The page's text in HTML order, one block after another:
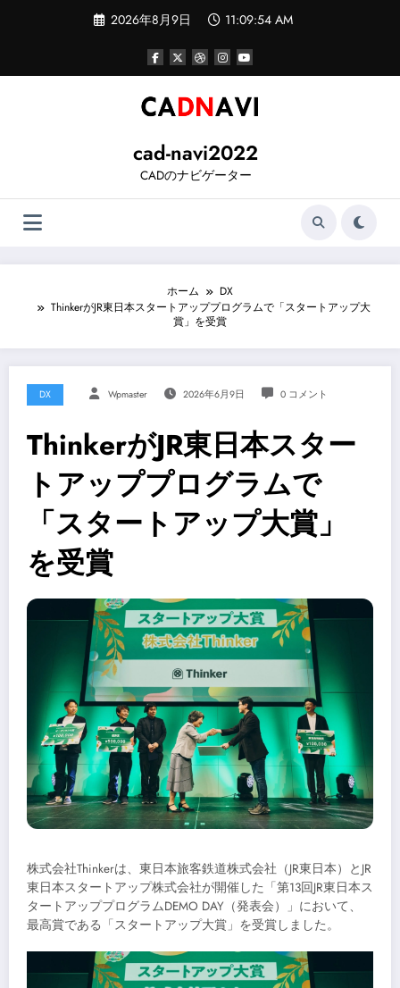
ツ
2026年8月9日 11:09:55 AM
cad-navi2022
CADのナビゲーター
ホーム
DX
ThinkerがJR東日本スタートアッププログラムで「スタートアップ大
賞」を受賞
DX Wpmaster 2026年6月9日 0 コメント
ThinkerがJR東日本スター
トアッププログラムで
「スタートアップ大賞」
を受賞
株式会社Thinkerは、東日本旅客鉄道株式会社（JR東日本）とJR
東日本スタートアップ株式会社が開催した「第13回JR東日本ス
タートアッププログラムDEMO DAY（発表会）」において、
最高賞である「スタートアップ大賞」を受賞しました。